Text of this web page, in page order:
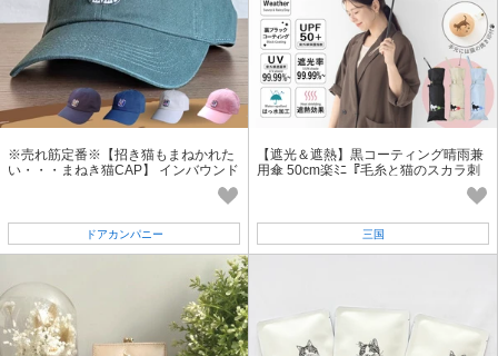
※売れ筋定番※【招き猫もまねかれた
い・・・まねき猫CAP】 インバウンド
ドアカンパニー
【遮光＆遮熱】黒コーティング晴雨兼
用傘 50cm楽ﾐﾆ『毛糸と猫のスカラ刺
三国